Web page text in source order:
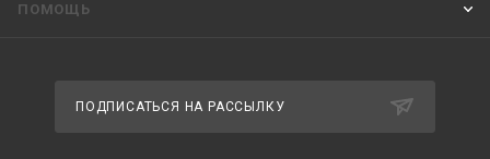
ПОМОЩЬ
ПОДПИСАТЬСЯ НА РАССЫЛКУ